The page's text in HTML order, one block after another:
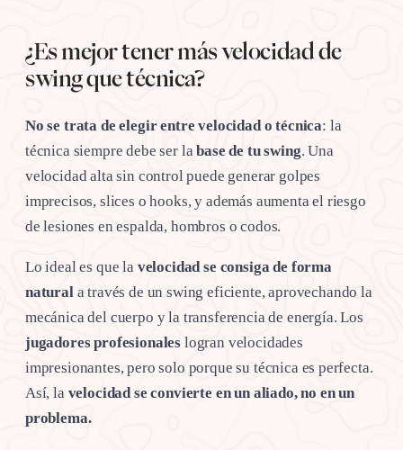
¿Es mejor tener más velocidad de
swing que técnica?
No se trata de elegir entre velocidad o técnica: la
técnica siempre debe ser labase de tu swing. Una
velocidad alta sin control puede generar golpes
imprecisos, slices o hooks, y además aumenta el riesgo
de lesiones en espalda, hombros o codos.
Lo ideal es que la velocidad se consiga de forma
natural a través de un swing eficiente, aprovechando la
mecánica del cuerpo y la transferencia de energía. Los
jugadores profesionales logran velocidades
impresionantes, pero solo porque su técnica es perfecta.
Así, la velocidad se convierte en un aliado, no en un
problema.